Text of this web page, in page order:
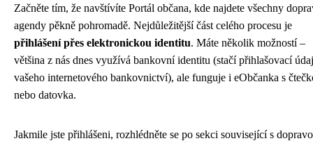
Začněte tím, že navštívíte Portál občana, kde najdete všechny
agendy pěkně pohromadě. Nejdůležitější část celého procesu je
přihlášení přes elektronickou identitu. Máte několik možností –
většina z nás dnes využívá bankovní identitu (stačí přihlašovací
vašeho internetového bankovnictví), ale funguje i eObčanka s
nebo datovka.
Jakmile jste přihlášeni, rozhlédněte se po sekci související s